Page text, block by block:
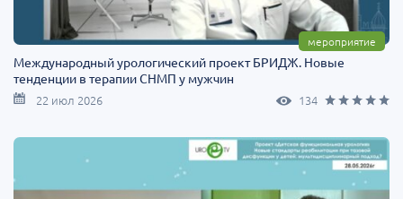
мероприятие
Международный урологический проект БРИДЖ. Новые
тенденции в терапии СНМП у мужчин
22 июл 2026 134